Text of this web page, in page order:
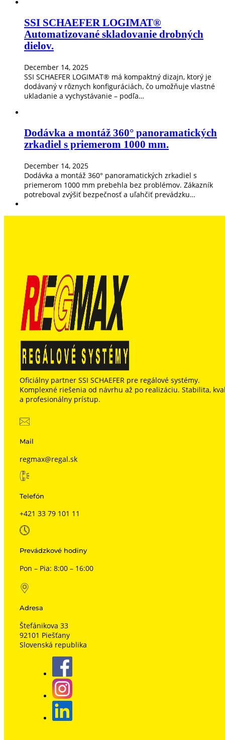
SSI SCHAEFER LOGIMAT®
Automatizované skladovanie drobných
dielov.
December 14, 2025
SSI SCHAEFER LOGIMAT® má kompaktný dizajn, ktorý je
dodávaný v rôznych konfiguráciách, čo umožňuje vlastné
ukladanie a vychystávanie – podľa…
Dodávka a montáž 360° panoramatických
zrkadiel s priemerom 1000 mm.
December 14, 2025
Dodávka a montáž 360° panoramatických zrkadiel s
priemerom 1000 mm prebehla bez problémov. Zákazník
potreboval zvýšiť bezpečnosť a uľahčiť prevádzku…
Oficiálny partner SSI SCHAEFER pre regálové systémy.
Komplexné riešenia od návrhu až po realizáciu. Stabilita,
a profesionálny prístup.
Mail
regmax@regal.sk
Telefón
+421 33 79 101 11
Prevádzkové hodiny
Pon – Pia: 8:00 – 16:00
Adresa
Štefánikova 33
92101 Piešťany
Slovenská republika